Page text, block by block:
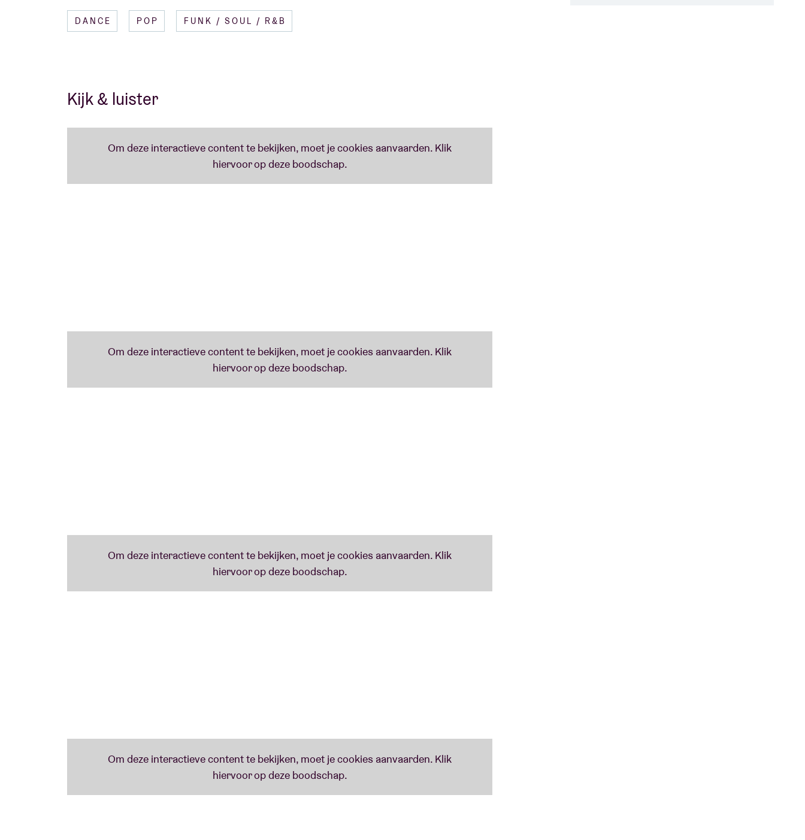
IN DE PERS
“These are songs to lose yourself in; a paradise of loveliness.” – THE GUARDIAN
“Gorgeous minimal production, deeply intimate, breathtakingly close to their own kind of
perfection.“ – PITCHFORK
DANCE POP FUNK / SOUL / R&B
Kijk & luister